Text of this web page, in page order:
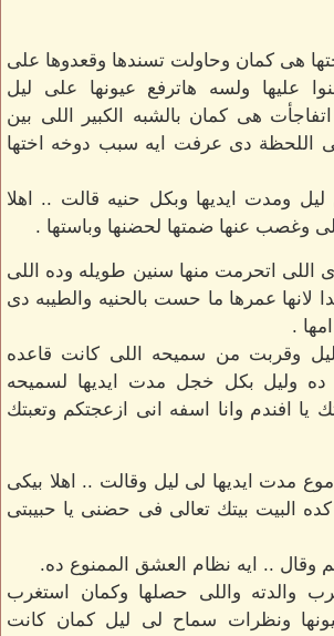
هى كمان وحاولت تسندها وقعدوها على
عليها ولسه هاترفع عيونها على ليل
هى كمان بالشبه الكبير اللى بين
اللحظة دى عرفت ايه سبب دوخه اختها
ومدت ايديها وبكل حنيه قالت .. اهلا
وغصب عنها ضمتها لحضنها وباستها .
اللى اتحرمت منها سنين طويله وده اللى
عمرها ما حست بالحنيه والطيبه دى
.
وقربت من سميحه اللى كانت قاعده
وليل بكل خجل مدت ايديها لسميحه
يا افندم وانا اسفه انى ازعجتكم وتعبتك
مدت ايديها لى ليل وقالت .. اهلا بيكى
البيت بيتك تعالى فى حضنى يا حبيبتى
وقال .. ايه نظام العشق الممنوع ده.
والدته واللى حصلها وكمان استغرب
ونظرات سماح لى ليل كمان كانت